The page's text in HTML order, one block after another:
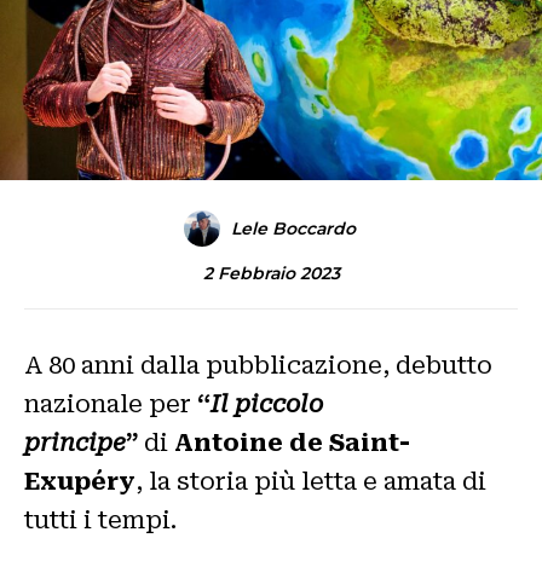
Lele Boccardo
2 Febbraio 2023
A 80 anni dalla pubblicazione, debutto
nazionale per “Il piccolo
principe” di Antoine de Saint-
Exupéry, la storia più letta e amata di
tutti i tempi.